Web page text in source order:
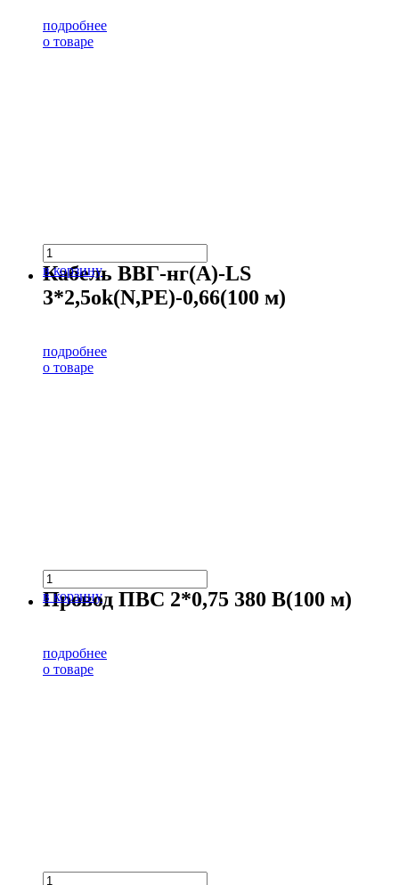
подробнее
о товаре
в корзину
Кабель ВВГ-нг(А)-LS
3*2,5ok(N,PE)-0,66(100 м)
подробнее
о товаре
в корзину
Провод ПВС 2*0,75 380 В(100 м)
подробнее
о товаре